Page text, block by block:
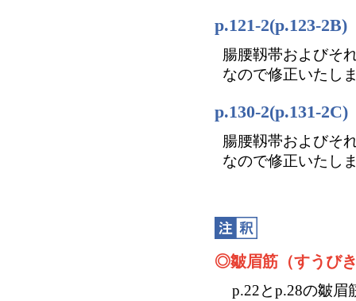
p.121-2(p.123-
腸腰靱帯およびそ
なので修正いたし
p.130-2(p.131-
腸腰靱帯およびそ
なので修正いたし
◎皺眉筋（すうび
p.22とp.28の皺眉